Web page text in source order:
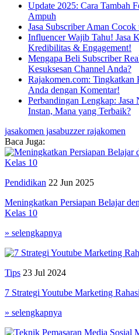
Update 2025: Cara Tambah
Ampuh
Jasa Subscriber Aman
Influencer Wajib Tahu! Jasa
Kredibilitas & Engagement!
Mengapa Beli Subscriber
Kesuksesan Channel Anda?
Rajakomen.com:
Anda dengan Komentar!
Perbandingan Lengkap:
Instan, Mana yang Terbaik?
jasakomen jasabuzzerrajakomen
Baca Juga:
Pendidikan 22 Jun 2025
Meningkatkan Persiapan Belajar
Kelas 10
» selengkapnya
Tips 23 Jul 2024
7 Strategi Youtube Marketing
» selengkapnya